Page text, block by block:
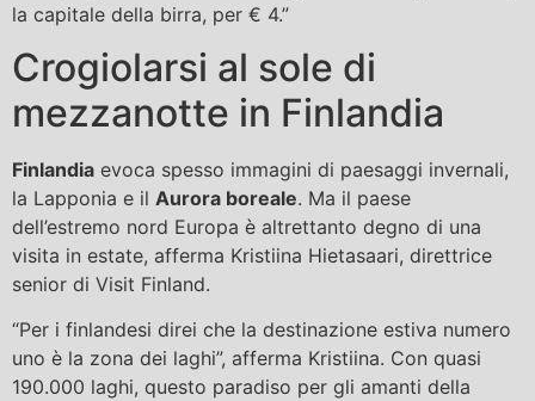
la capitale della birra, per € 4.”
Crogiolarsi al sole di
mezzanotte in Finlandia
Finlandia evoca spesso immagini di paesaggi invernali,
la Lapponia e il Aurora boreale. Ma il paese
dell’estremo nord Europa è altrettanto degno di una
visita in estate, afferma Kristiina Hietasaari, direttrice
senior di Visit Finland.
“Per i finlandesi direi che la destinazione estiva numero
uno è la zona dei laghi”, afferma Kristiina. Con quasi
190.000 laghi, questo paradiso per gli amanti della